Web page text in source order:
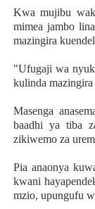
Kwa mujibu
mimea jambo
mazingira
"Ufugaji wa
kulinda
Masenga
baadhi ya tiba
zikiwemo za
Pia anaonya
kwani
mzio, upungufu